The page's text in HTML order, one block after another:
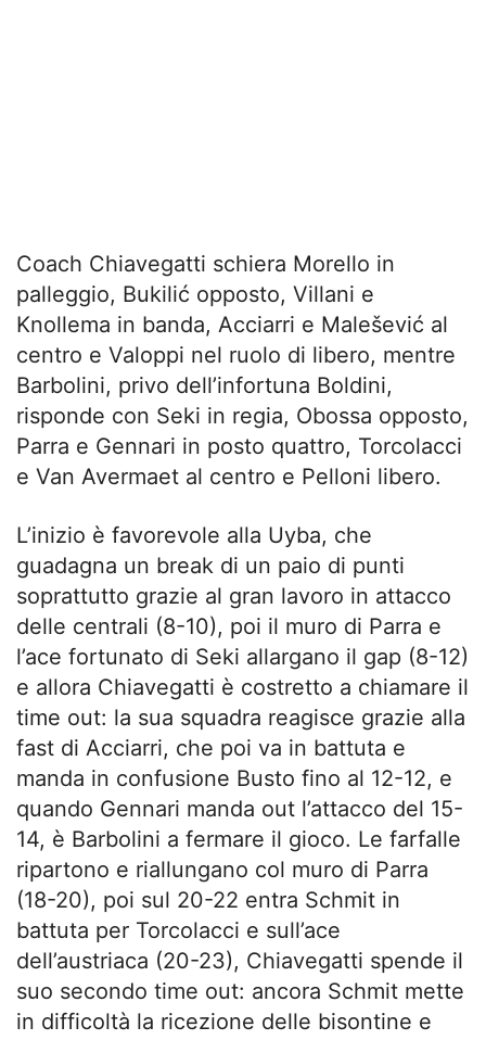
Coach Chiavegatti schiera Morello in
palleggio, Bukilić opposto, Villani e
Knollema in banda, Acciarri e Malešević al
centro e Valoppi nel ruolo di libero, mentre
Barbolini, privo dell’infortuna Boldini,
risponde con Seki in regia, Obossa opposto,
Parra e Gennari in posto quattro, Torcolacci
e Van Avermaet al centro e Pelloni libero.
L’inizio è favorevole alla Uyba, che
guadagna un break di un paio di punti
soprattutto grazie al gran lavoro in attacco
delle centrali (8-10), poi il muro di Parra e
l’ace fortunato di Seki allargano il gap (8-12)
e allora Chiavegatti è costretto a chiamare il
time out: la sua squadra reagisce grazie alla
fast di Acciarri, che poi va in battuta e
manda in confusione Busto fino al 12-12, e
quando Gennari manda out l’attacco del 15-
14, è Barbolini a fermare il gioco. Le farfalle
ripartono e riallungano col muro di Parra
(18-20), poi sul 20-22 entra Schmit in
battuta per Torcolacci e sull’ace
dell’austriaca (20-23), Chiavegatti spende il
suo secondo time out: ancora Schmit mette
in difficoltà la ricezione delle bisontine e